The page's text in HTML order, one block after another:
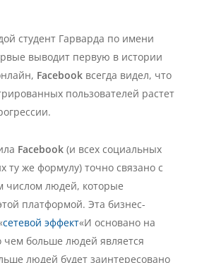
студент Гарварда по имени
выводит первую в истории
Facebook всегда видел, что
пользователей растет
Facebook (и всех социальных
ту же формулу) точно связано с
числом людей, которые
платформой. Эта бизнес-
сетевой эффект«И основано на
больше людей является
людей будет заинтересовано